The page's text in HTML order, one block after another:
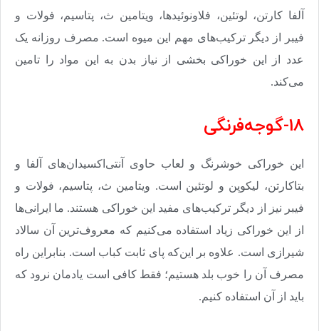
آلفا کارتن، لوتئین، فلاونوئیدها، ویتامین ث، پتاسیم، فولات و
فیبر از دیگر ترکیب‌های مهم این میوه است. مصرف روزانه یک
عدد از این خوراکی بخشی از نیاز بدن به این مواد را تامین
می‌کند.
18-گوجه‌فرنگی
این خوراکی خوشرنگ و لعاب حاوی آنتی‌اکسیدان‌های آلفا و
بتاکارتن، لیکوپن و لوتئین است. ویتامین ث، پتاسیم، فولات و
فیبر نیز از دیگر ترکیب‌های مفید این خوراکی هستند. ما ایرانی‌ها
از این خوراکی زیاد استفاده می‌کنیم که معروف‌ترین آن سالاد
شیرازی است. علاوه بر این‌که پای ثابت کباب است. بنابراین راه
مصرف آن را خوب بلد هستیم؛ فقط کافی است یادمان نرود که
باید از آن استفاده کنیم.